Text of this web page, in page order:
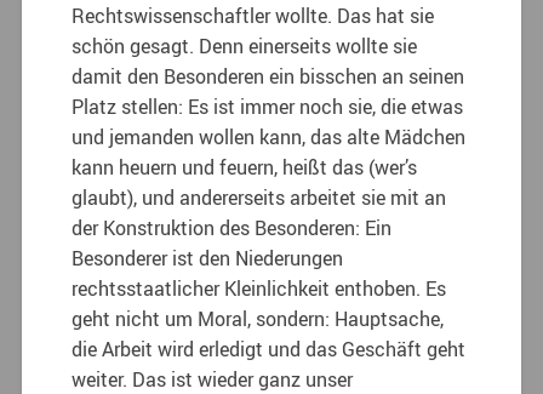
Rechtswissenschaftler wollte. Das hat sie
schön gesagt. Denn einerseits wollte sie
damit den Besonderen ein bisschen an seinen
Platz stellen: Es ist immer noch sie, die etwas
und jemanden wollen kann, das alte Mädchen
kann heuern und feuern, heißt das (wer’s
glaubt), und andererseits arbeitet sie mit an
der Konstruktion des Besonderen: Ein
Besonderer ist den Niederungen
rechtsstaatlicher Kleinlichkeit enthoben. Es
geht nicht um Moral, sondern: Hauptsache,
die Arbeit wird erledigt und das Geschäft geht
weiter. Das ist wieder ganz unser